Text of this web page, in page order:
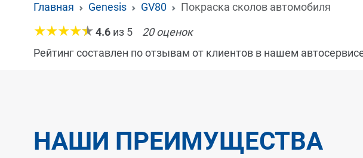
Главная Genesis GV80
Покраска сколов автомобиля
4.6 из 5 20оценок
Рейтинг составлен по отзывам от клиентов в нашем
НАШИ ПРЕИМУЩЕСТВА